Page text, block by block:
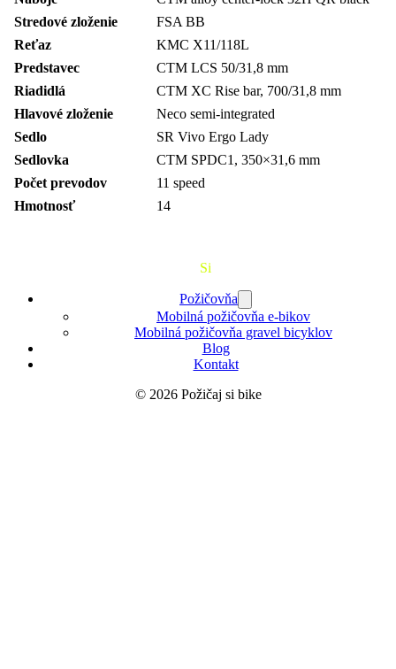
Stredové zloženie
FSA BB
Reťaz
KMC X11/118L
Predstavec
CTM LCS 50/31,8 mm
Riadidlá
CTM XC Rise bar, 700/31,8 mm
Hlavové zloženie
Neco semi-integrated
Sedlo
SR Vivo Ergo Lady
Sedlovka
CTM SPDC1, 350×31,6 mm
Počet prevodov
11 speed
Hmotnosť
14
Si
Požičovňa
Mobilná požičovňa e-bikov
Mobilná požičovňa gravel bicyklov
Blog
Kontakt
© 2026 Požičaj si bike